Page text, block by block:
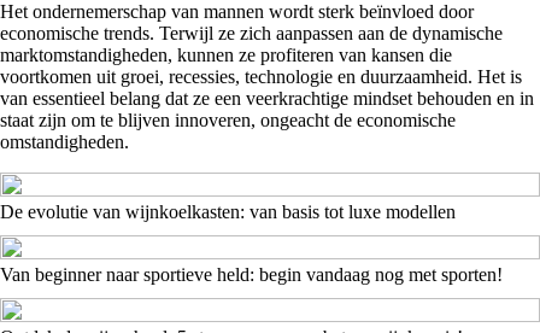
Het ondernemerschap van mannen wordt sterk beïnvloed door
economische trends. Terwijl ze zich aanpassen aan de dynamische
marktomstandigheden, kunnen ze profiteren van kansen die
voortkomen uit groei, recessies, technologie en duurzaamheid. Het is
van essentieel belang dat ze een veerkrachtige mindset behouden en in
staat zijn om te blijven innoveren, ongeacht de economische
omstandigheden.
De evolutie van wijnkoelkasten: van basis tot luxe modellen
Van beginner naar sportieve held: begin vandaag nog met sporten!